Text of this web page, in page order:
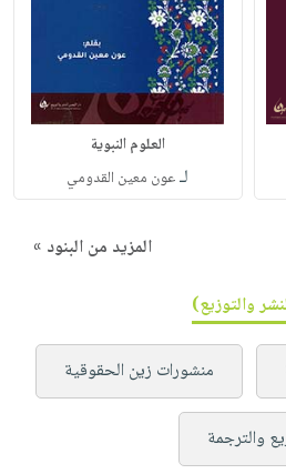
العلوم النبوية
لـعون معين القدومي
المزيد من البنود »
والتوزيع)
منشورات زين الحقوقية
والترجمة